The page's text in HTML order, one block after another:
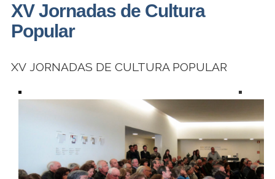
XV Jornadas de Cultura
Popular
XV JORNADAS DE CULTURA POPULAR